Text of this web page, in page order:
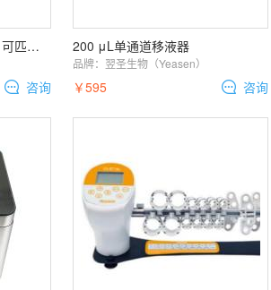
转印套装(不包含外壳和线 可匹配电泳槽)
咨询
200 μL单通道移液器
品牌： 翌圣生物（Yeasen）
￥595 咨询